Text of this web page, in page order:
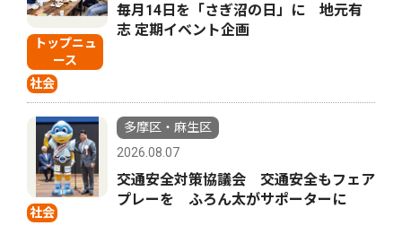
トップニュ
ース
社会
毎月14日を「さぎ沼の日」に 地元有
志 定期イベント企画
社会
多摩区・麻生区
2026.08.07
交通安全対策協議会 交通安全もフェア
プレーを ふろん太がサポーターに